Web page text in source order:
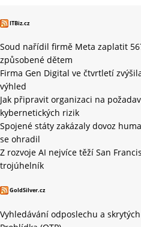
ITBiz.cz
Soud nařídil firmě Meta zaplatit
způsobené dětem
Firma Gen Digital ve čtvrtletí
výhled
Jak připravit organizaci na
kybernetických rizik
Spojené státy zakázaly dovoz
se ohradil
Z rozvoje AI nejvíce těží San
trojúhelník
GoldSilver.cz
Vyhledávání odposlechu a